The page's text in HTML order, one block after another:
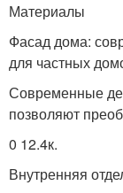
Материалы
Фасад дома:
для частных
Современные
позволяют
0 12.4к.
Внутренняя